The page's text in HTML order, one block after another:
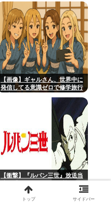
【画像】ギャルさん、世界中に
発信してる意識ゼロで修学旅行
ｗ 【Pickup08082952】
【衝撃】『ルパン三世』放送当
放送で視聴率30％超えwww
トップ サイドバー